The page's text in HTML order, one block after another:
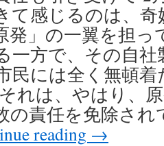
て感じるのは、
発」の一翼を担
一方で、その自社
民には全く無頓
れは、やはり、
の責任を免除さ
reading →